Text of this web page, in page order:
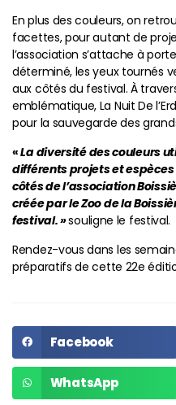
En plus des couleurs, on
facettes, pour autant de
l’association s’attache à
déterminé, les yeux tournés
aux côtés du festival. À
emblématique, La Nuit De
pour la sauvegarde des
«La diversité des couleurs
différents projets et
côtés de l’association
créée par le Zoo de la
festival.»souligne le festival.
Rendez-vous dans les
préparatifs de cette 22e
Facebook
WhatsApp